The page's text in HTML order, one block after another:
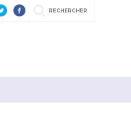
RECHERCHER